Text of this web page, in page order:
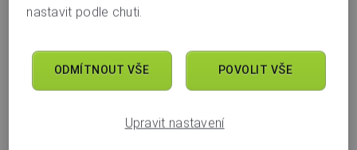
nastavit podle chuti.
ODMÍTNOUT VŠE POVOLIT VŠE
Upravit nastavení